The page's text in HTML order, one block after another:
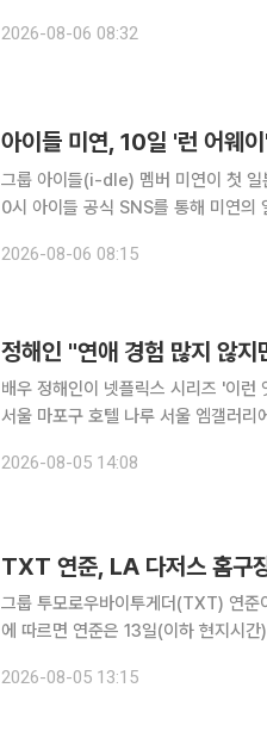
에서 “연애 대신 수학과 외국어 공부
2026-08-06 08:32
아이들 미연, 10일 '런 어웨
그룹 아이들(i-dle) 멤버 미연이 첫 일본 디지털 싱글을
0시 아이들 공식 SNS를 통해 미연
케 한다. 미연의 신곡은 10일 발매될
2026-08-06 08:15
정해인 "연애 경험 많지 않
배우 정해인이 넷플릭스 시리즈 '이런
서울 마포구 호텔 나루 서울 엠갤러
면 모태솔로는 아니지만 연애 경험이
2026-08-05 14:08
TXT 연준, LA 다저스 홈구
그룹 투모로우바이투게더(TXT) 연준이 미국
에 따르면 연준은 13일(이하 현지시
는 지난해 방탄소년단(BTS) 뷔, 축구
2026-08-05 13:15